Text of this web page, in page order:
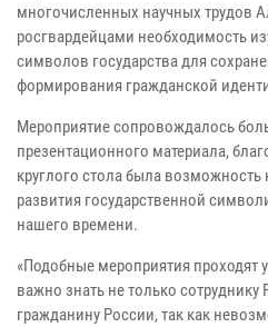
многочисленных научных трудов
росгвардейцами необходимость
символов государства для
формирования гражданской
Мероприятие сопровождалось
презентационного материала,
круглого стола была
развития государственной
нашего времени.
«Подобные мероприятия проходят
важно знать не только
гражданину России, так как